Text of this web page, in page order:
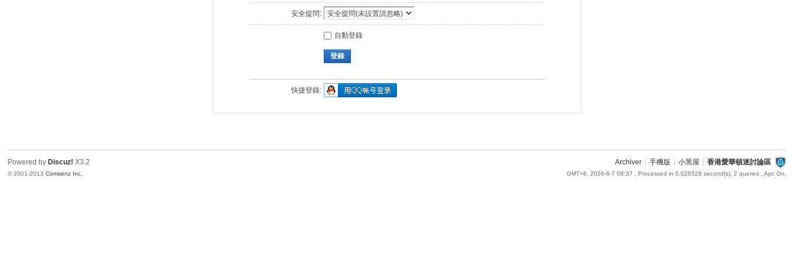
安全提問:
自動登錄
登錄
快捷登錄:
Archiver 手機版 小黑屋 香港愛華頓迷討論區
GMT+8, 2026-8-7 08:37 , Processed in 0.026528 second(s), 2 queries , Apc On.
Powered by Discuz! X3.2
© 2001-2013Comsenz Inc.